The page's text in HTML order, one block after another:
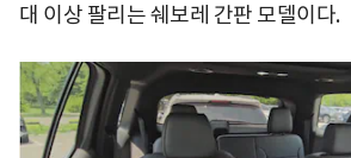
대 이상 팔리는 쉐보레 간판 모델이다.